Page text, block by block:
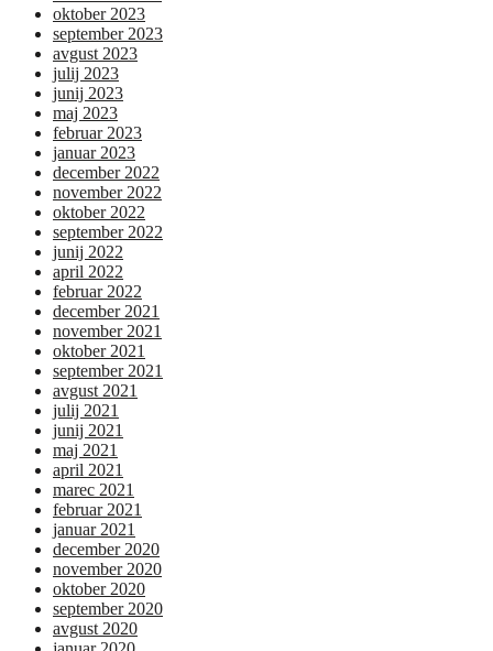
oktober 2023
september 2023
avgust 2023
julij 2023
junij 2023
maj 2023
februar 2023
januar 2023
december 2022
november 2022
oktober 2022
september 2022
junij 2022
april 2022
februar 2022
december 2021
november 2021
oktober 2021
september 2021
avgust 2021
julij 2021
junij 2021
maj 2021
april 2021
marec 2021
februar 2021
januar 2021
december 2020
november 2020
oktober 2020
september 2020
avgust 2020